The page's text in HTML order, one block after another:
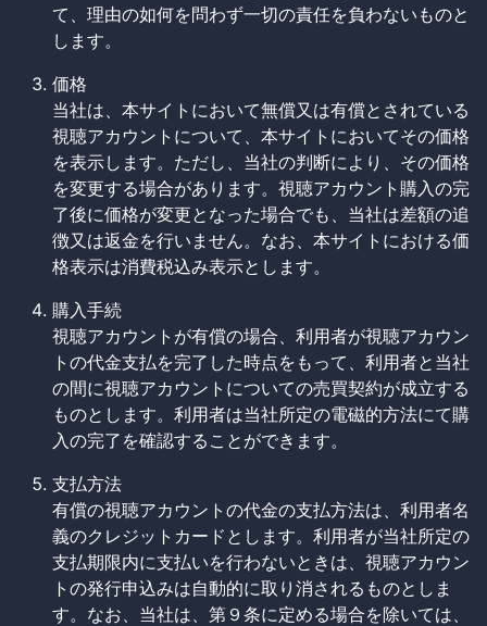
て、理由の如何を問わず一切の責任を負わないものと
します。
価格
当社は、本サイトにおいて無償又は有償とされている
視聴アカウントについて、本サイトにおいてその価格
を表示します。ただし、当社の判断により、その価格
を変更する場合があります。視聴アカウント購入の完
了後に価格が変更となった場合でも、当社は差額の追
徴又は返金を行いません。なお、本サイトにおける価
格表示は消費税込み表示とします。
購入手続
視聴アカウントが有償の場合、利用者が視聴アカウン
トの代金支払を完了した時点をもって、利用者と当社
の間に視聴アカウントについての売買契約が成立する
ものとします。利用者は当社所定の電磁的方法にて購
入の完了を確認することができます。
支払方法
有償の視聴アカウントの代金の支払方法は、利用者名
義のクレジットカードとします。利用者が当社所定の
支払期限内に支払いを行わないときは、視聴アカウン
トの発行申込みは自動的に取り消されるものとしま
す。なお、当社は、第９条に定める場合を除いては、